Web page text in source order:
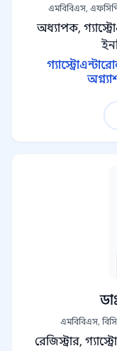
এমবিবিএস,
অধ্যাপক,
এমবিবিএস,
রেজিস্ট্রার,